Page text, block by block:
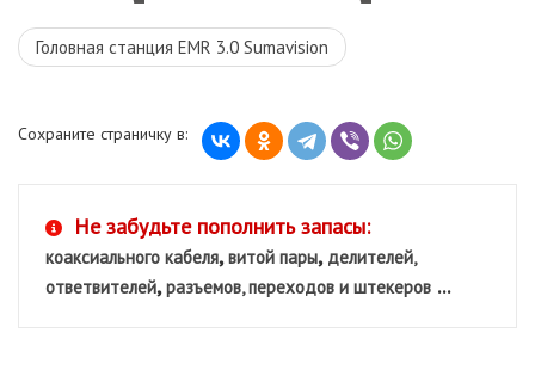
Головная станция EMR 3.0 Sumavision
Сохраните страничку в:
Не забудьте пополнить запасы:
коаксиального кабеля,витой пары, делителей,
ответвителей,разъемов, переходов и штекеров ...